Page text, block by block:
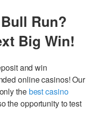
Run?
Big Win!
and win
online casinos! Our
thebest casino
the opportunity to test